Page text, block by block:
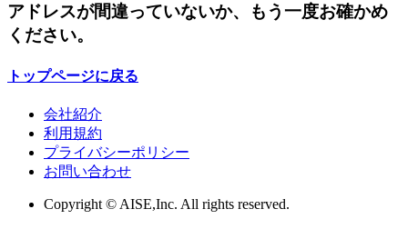
アドレスが間違っていないか、もう一度お確かめ
ください。
トップページに戻る
会社紹介
利用規約
プライバシーポリシー
お問い合わせ
Copyright © AISE,Inc. All rights reserved.